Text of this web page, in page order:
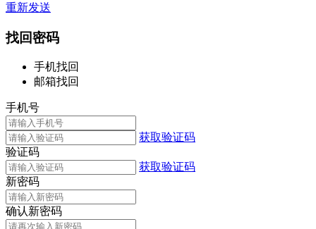
重新发送
找回密码
手机找回
邮箱找回
手机号
获取验证码
验证码
获取验证码
新密码
确认新密码